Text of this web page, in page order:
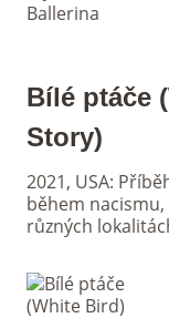
Bílé ptáče
Story)
2021, USA:
během
různých